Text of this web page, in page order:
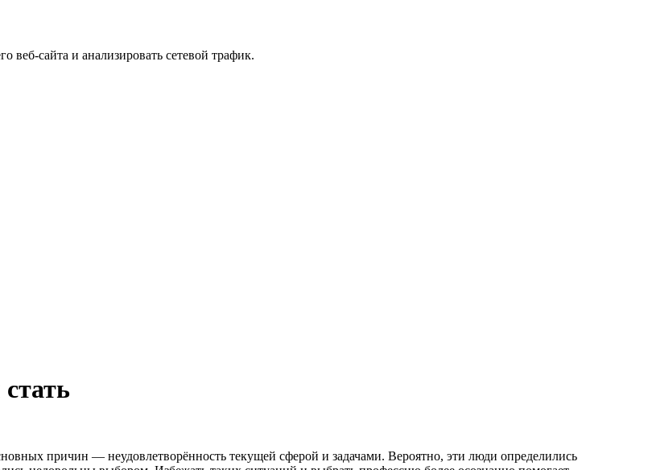
сайта и анализировать сетевой трафик.
причин — неудовлетворённость текущей сферой и задачами. Вероятно, эти люди определились